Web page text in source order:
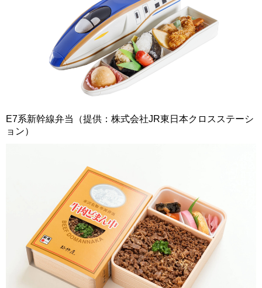
E7系新幹線弁当（提供：株式会社JR東日本クロスステーシ
ョン）